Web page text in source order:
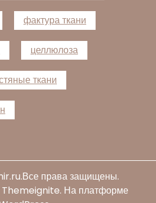
фактура ткани
целлюлоза
ткани
.Все права защищены.
Themeignite. На платформе